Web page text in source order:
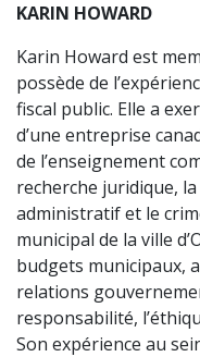
KARIN HOWARD
Karin Howard est
possède de
fiscal public. Elle a
d’une entreprise
de l’enseignement
recherche juridique,
administratif et le
municipal de la ville
budgets municipaux,
relations
responsabilité,
Son expérience au